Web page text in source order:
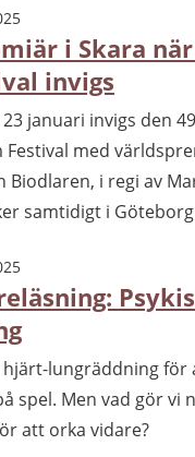
i Skara
invigs
januari invigs den
Festival med
Biodlaren, i regi av
samtidigt i
lungräddning för
spel. Men vad gör vi
att orka vidare?